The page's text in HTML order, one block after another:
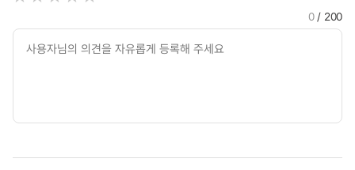
0/ 200